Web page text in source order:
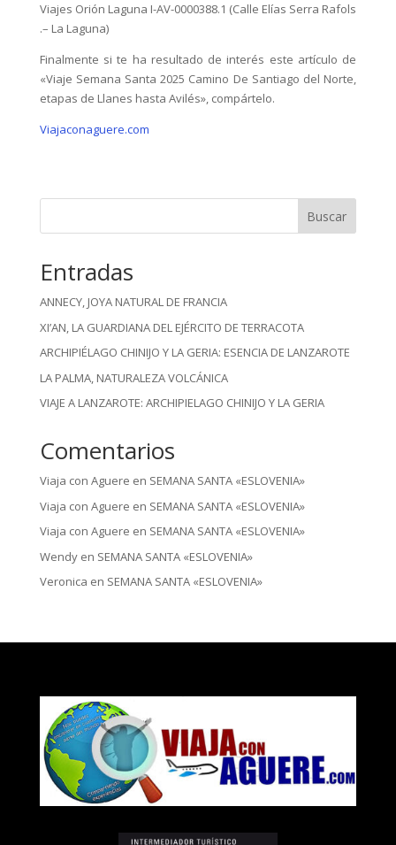
Viajes Orión Laguna I-AV-0000388.1 (Calle Elías Serra Rafols
.– La Laguna)
Finalmente si te ha resultado de interés este artículo de
«Viaje Semana Santa 2025 Camino De Santiago del Norte,
etapas de Llanes hasta Avilés», compártelo.
Viajaconaguere.com
Buscar
Entradas
ANNECY, JOYA NATURAL DE FRANCIA
XI’AN, LA GUARDIANA DEL EJÉRCITO DE TERRACOTA
ARCHIPIÉLAGO CHINIJO Y LA GERIA: ESENCIA DE LANZAROTE
LA PALMA, NATURALEZA VOLCÁNICA
VIAJE A LANZAROTE: ARCHIPIELAGO CHINIJO Y LA GERIA
Comentarios
Viaja con Aguere en SEMANA SANTA «ESLOVENIA»
Viaja con Aguere en SEMANA SANTA «ESLOVENIA»
Viaja con Aguere en SEMANA SANTA «ESLOVENIA»
Wendyen SEMANA SANTA «ESLOVENIA»
Veronica en SEMANA SANTA «ESLOVENIA»